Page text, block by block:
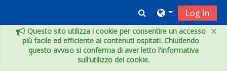
×
Questo sito utilizza i cookie per consentire un accesso
più facile ed efficiente ai contenuti ospitati. Chiudendo
questo avviso si conferma di aver letto l'informativa
sull'utilizzo dei cookie.
Toggle search
Log in